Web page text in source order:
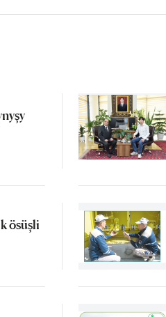
ösüşli